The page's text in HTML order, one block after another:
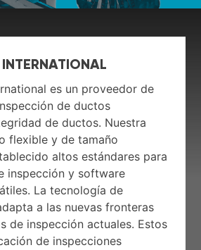
es un proveedor de
de ductos
de ductos. Nuestra
flexible y de tamaño
altos estándares para
inspección y software
La tecnología de
a las nuevas fronteras
de inspección actuales. Estos
de inspecciones